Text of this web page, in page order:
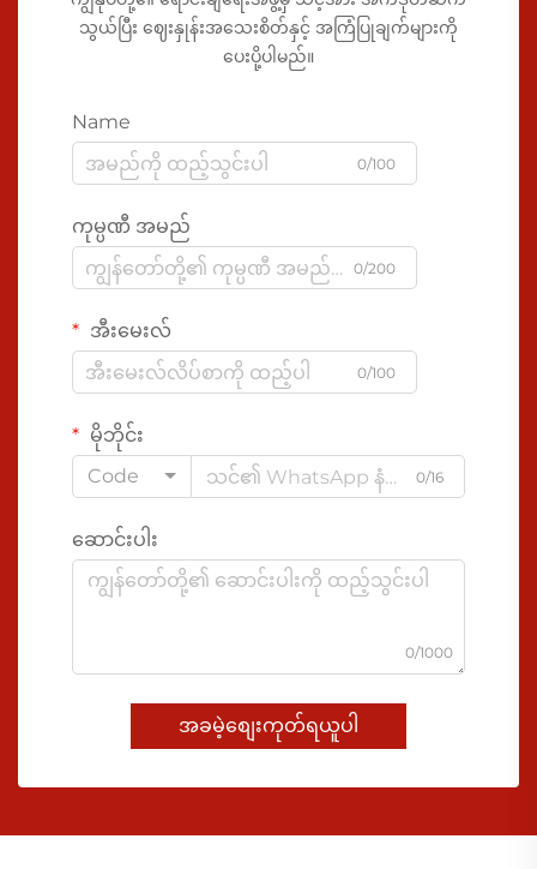
သွယ်ပြီး ဈေးနှုန်းအသေးစိတ်နှင့် အကြံပြုချက်များကို
ပေးပို့ပါမည်။
Name
0/100
ကုမ္ပဏီ အမည်
0/200
အီးမေးလ်
0/100
မိုဘိုင်း
Code
0/16
ဆောင်းပါး
0/1000
အခမဲ့စျေးကုတ်ရယူပါ